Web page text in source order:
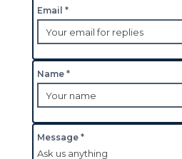
Email *
Name *
Message *